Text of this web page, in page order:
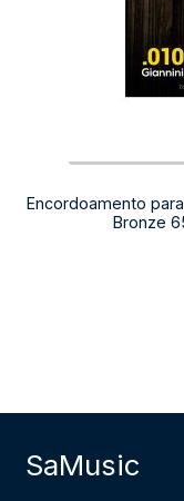
Encordoamento
Bronze
SaMusic